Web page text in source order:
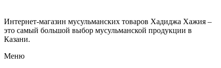
оптом
“Эл,эау
пар
for
Интернет-магазин мусульманских товаров Хадиджа Хажия –
это самый большой выбор мусульманской продукции в
Казани.
Меню